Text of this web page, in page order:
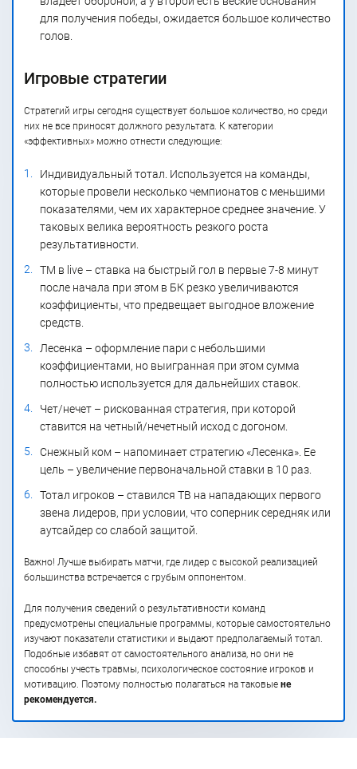
для получения победы, ожидается большое количество
голов.
Игровые стратегии
Стратегий игры сегодня существует большое количество, но среди
них не все приносят должного результата. К категории
«эффективных» можно отнести следующие:
Индивидуальный тотал. Используется на команды,
которые провели несколько чемпионатов с меньшими
показателями, чем их характерное среднее значение. У
таковых велика вероятность резкого роста
результативности.
ТМ в live – ставка на быстрый гол в первые 7-8 минут
после начала при этом в БК резко увеличиваются
коэффициенты, что предвещает выгодное вложение
средств.
Лесенка – оформление пари с небольшими
коэффициентами, но выигранная при этом сумма
полностью используется для дальнейших ставок.
Чет/нечет – рискованная стратегия, при которой
ставится на четный/нечетный исход с догоном.
Снежный ком – напоминает стратегию «Лесенка». Ее
цель – увеличение первоначальной ставки в 10 раз.
Тотал игроков – ставился ТВ на нападающих первого
звена лидеров, при условии, что соперник середняк или
аутсайдер со слабой защитой.
Важно! Лучше выбирать матчи, где лидер с высокой реализацией
большинства встречается с грубым оппонентом.
Для получения сведений о результативности команд
предусмотрены специальные программы, которые самостоятельно
изучают показатели статистики и выдают предполагаемый тотал.
Подобные избавят от самостоятельного анализа, но они не
способны учесть травмы, психологическое состояние игроков и
мотивацию. Поэтому полностью полагаться на таковые не
рекомендуется.